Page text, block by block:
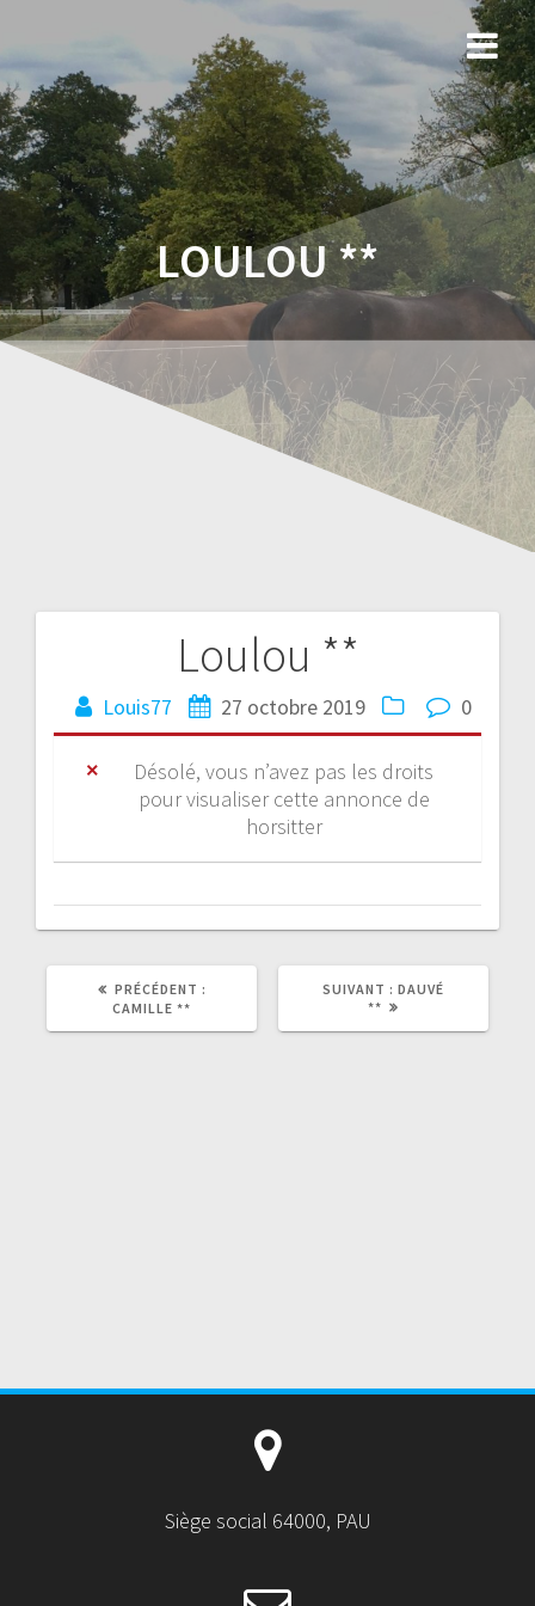
LOULOU **
Loulou **
Louis77 27 octobre 2019 0
Désolé, vous n’avez pas les droits
pour visualiser cette annonce de
horsitter
PRÉCÉDENT :
CAMILLE **
SUIVANT : DAUVÉ
**
Siège social 64000, PAU